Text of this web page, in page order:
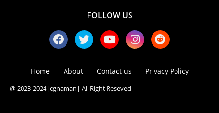
FOLLOW US
Home About Contact us Privacy Policy
@ 2023-2024|cgnaman| All Right Reseved